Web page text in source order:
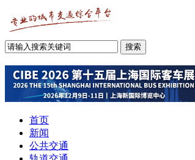
首页
新闻
公共交通